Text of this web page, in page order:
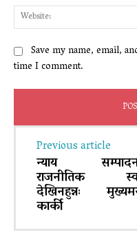
Save my name, email,
time I comment.
Previous article
न्याय
राजनीतिक
देखिनहुन्नः
कार्की